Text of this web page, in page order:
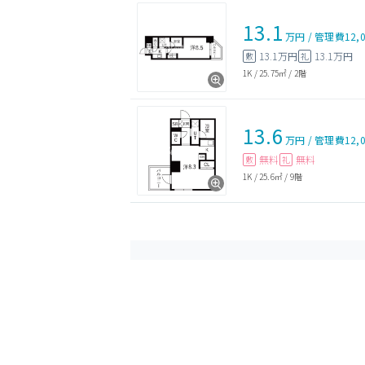
13.1 万円 /管理費
敷 13.1万円 礼 13.1万円
1K / 25.75㎡ / 2階
13.6 万円 /管理費
敷 無料 礼 無料
1K / 25.6㎡ / 9階